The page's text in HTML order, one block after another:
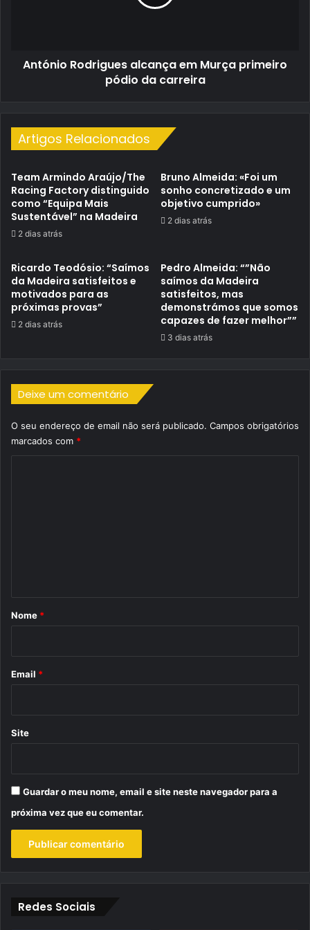
António Rodrigues alcança em Murça primeiro
pódio da carreira
Artigos Relacionados
Team Armindo Araújo/The
Racing Factory distinguido
como “Equipa Mais
Sustentável” na Madeira
2 dias atrás
Bruno Almeida: «Foi um
sonho concretizado e um
objetivo cumprido»
2 dias atrás
Ricardo Teodósio: “Saímos
da Madeira satisfeitos e
motivados para as
próximas provas”
2 dias atrás
Pedro Almeida: “”Não
saímos da Madeira
satisfeitos, mas
demonstrámos que somos
capazes de fazer melhor””
3 dias atrás
Deixe um comentário
O seu endereço de email não será publicado. Campos obrigatórios
marcados com *
r
*
Nome *
Email *
Site
Guardar o meu nome, email e site neste navegador para a
próxima vez que eu comentar.
Redes Sociais